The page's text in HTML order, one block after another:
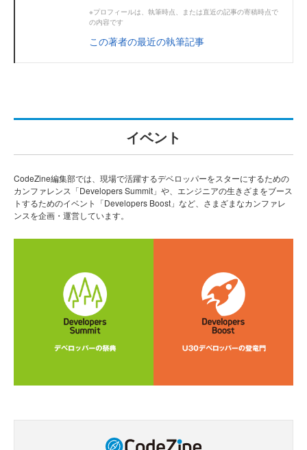
※プロフィールは、執筆時点、または直近の記事の寄稿時点で
の内容です
この著者の最近の執筆記事
イベント
CodeZine編集部では、現場で活躍するデベロッパーをスターにするための
カンファレンス「Developers Summit」や、エンジニアの生きざまをブース
トするためのイベント「Developers Boost」など、さまざまなカンファレ
ンスを企画・運営しています。